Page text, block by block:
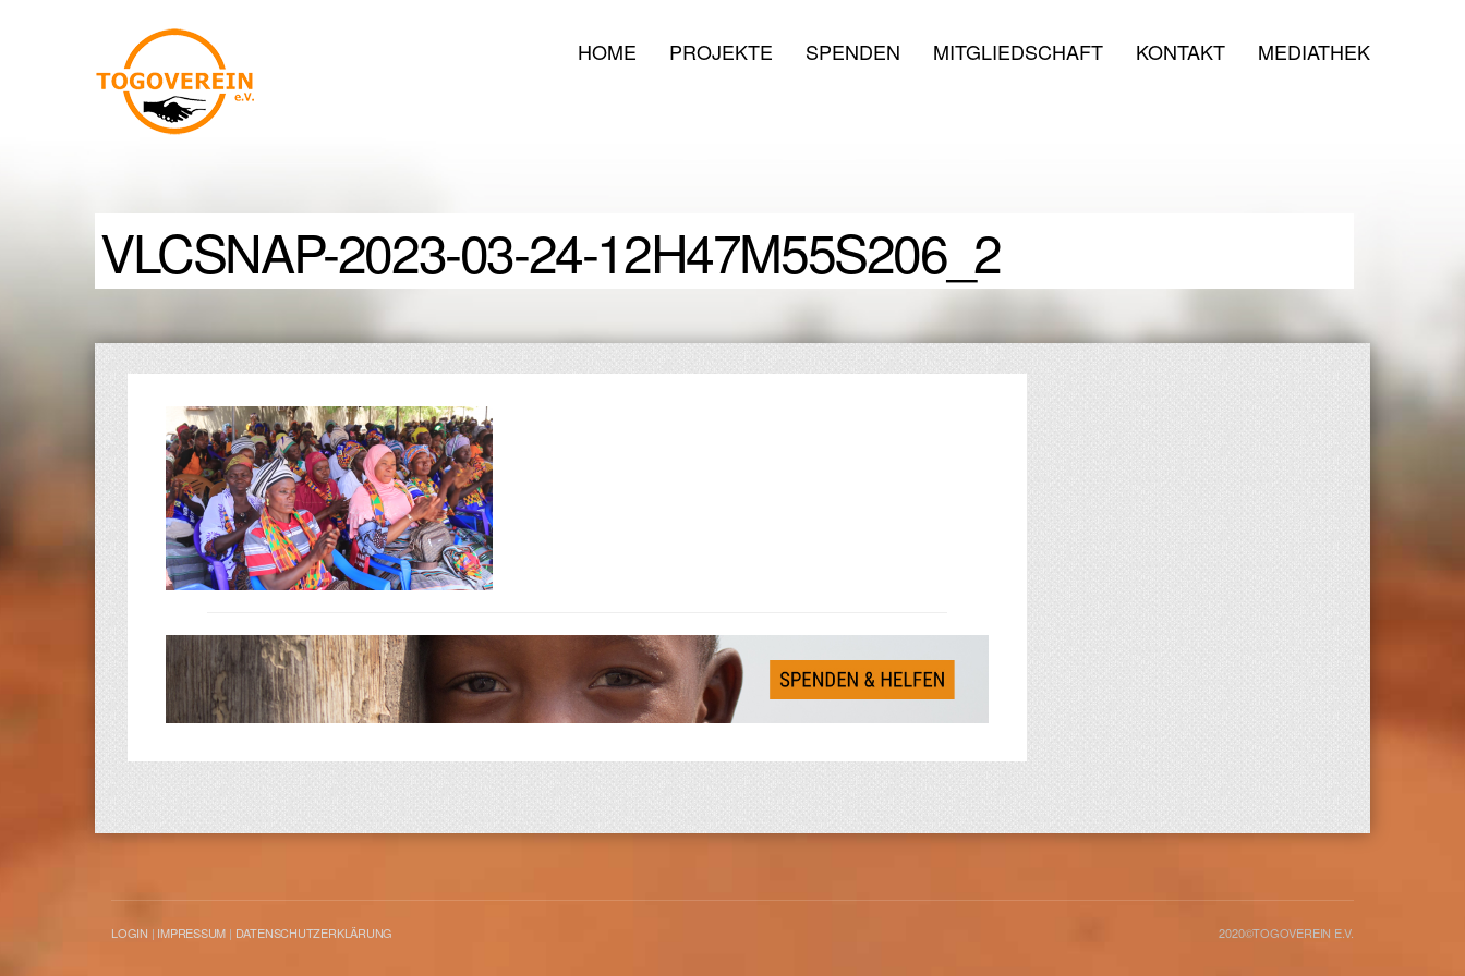
HOME PROJEKTE SPENDEN MITGLIEDSCHAFT KONTAKT MEDIATHEK
VLCSNAP-2023-03-24-12H47M55S206_2
LOGIN | IMPRESSUM | DATENSCHUTZERKLÄRUNG 2020©TOGOVEREIN E.V.